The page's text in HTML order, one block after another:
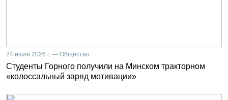
24 июля 2026 г. — Общество
Студенты Горного получили на Минском тракторном
«колоссальный заряд мотивации»